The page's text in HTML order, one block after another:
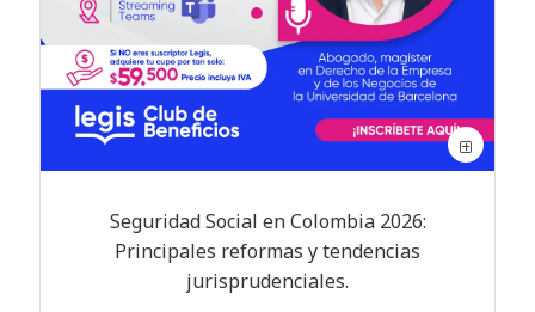
Seguridad Social en Colombia 2026:
Principales reformas y tendencias
jurisprudenciales.